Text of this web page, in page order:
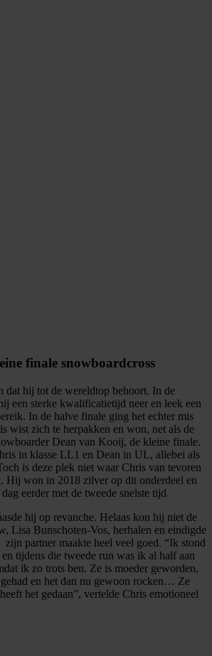
finale snowboardcross
dat hij tot de wereldtop behoort. In de
een sterke kwalificatietijd neer en leek een
In de halve finale ging het echter mis
wist zich te herpakken en won, net als de
Dean van Kooij, de kleine finale.
in klasse LL1 en Dean in UL, allebei als
is deze plek niet waar Chris van tevoren
Hij won in 2018 zilver op dit onderdeel en
eerder met de tweede snelste tijd.
hij op revanche. Helaas kon hij niet de
Lisa Bunschoten-Vos, herhalen en eindigde
zijn partner maakte heel veel goed. “Ik stond
tijdens die tweede run was ik al half aan
ik zo trots ben. Ze is moeder geworden,
gehad en het dan nu gewoon rocken… Ze
het gedaan”, vertelde Chris emotioneel